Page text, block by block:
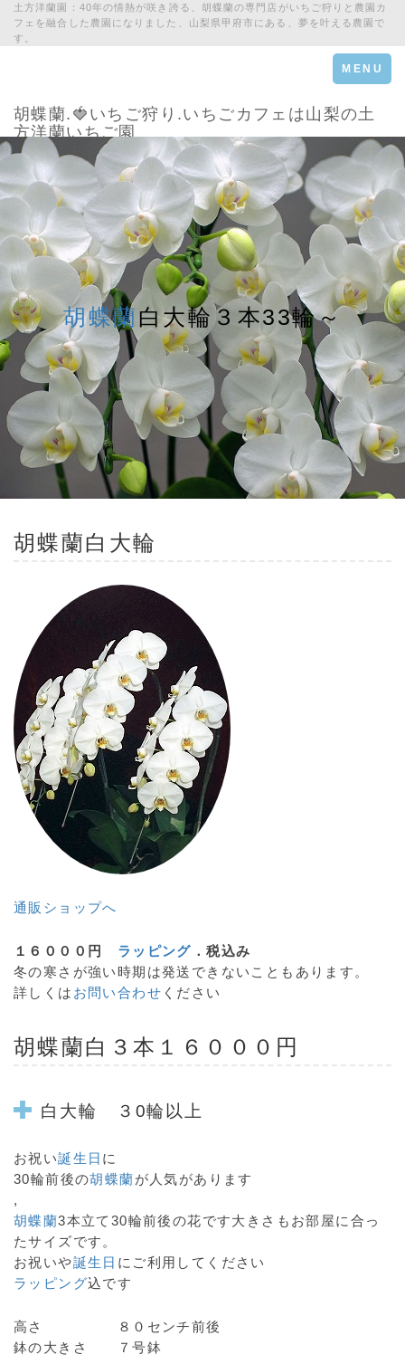
土方洋蘭園：40年の情熱が咲き誇る、胡蝶蘭の専門店がいちご狩りと農園カ
フェを融合した農園になりました、山梨県甲府市にある、夢を叶える農園で
す。
Toggle
navigation
MENU
胡蝶蘭.🍓いちご狩り.いちごカフェは山梨の土
方洋蘭いちご園
胡蝶蘭 白大輪３本33輪～
胡蝶蘭白大輪
通販ショップへ
１６０００円 ラッピング ．税込み
冬の寒さが強い時期は発送できないこともあります。
詳しくは お問い合わせ ください
胡蝶蘭白３本１６０００円
白大輪 ３0輪以上
お祝い誕生日 に
30輪前後の胡蝶蘭が人気があります
,
胡蝶蘭3本立て30輪前後の花です大きさもお部屋に合っ
たサイズです。
お祝いや誕生日 にご利用してください
ラッピング込です
高さ ８０センチ前後
鉢の大きさ ７号鉢